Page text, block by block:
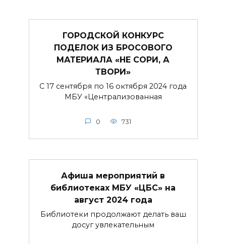
ГОРОДСКОЙ КОНКУРС
ПОДЕЛОК ИЗ БРОСОВОГО
МАТЕРИАЛА «НЕ СОРИ, А
ТВОРИ»
С 17 сентября по 16 октября 2024 года
МБУ «Централизованная
0 731
Афиша мероприятий в
библиотеках МБУ «ЦБС» на
август 2024 года
Библиотеки продолжают делать ваш
досуг увлекательным